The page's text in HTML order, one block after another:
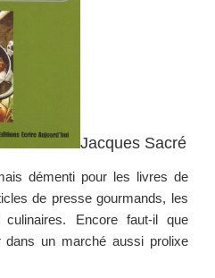
Jacques Sacré
démen­ti pour les livres de
de presse gour­mands, les
culi­naires. Encore faut-il que
dans un marché aus­si pro­lixe